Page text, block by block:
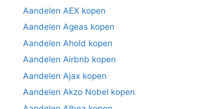
Aandelen AEX kopen
Aandelen Ageas kopen
Aandelen Ahold kopen
Aandelen Airbnb kopen
Aandelen Ajax kopen
Aandelen Akzo Nobel kopen